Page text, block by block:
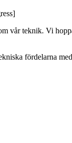
vår teknik. Vi
fördelarna